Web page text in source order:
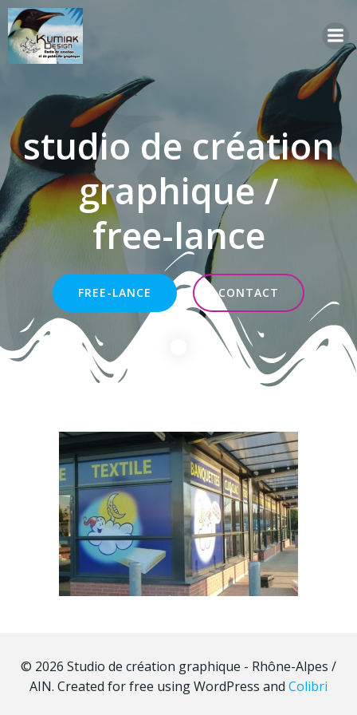
studio de création
graphique /
free-lance
FREE-LANCE CONTACT
© 2026 Studio de création graphique - Rhône-Alpes /
AIN. Created for free using WordPress and Colibri